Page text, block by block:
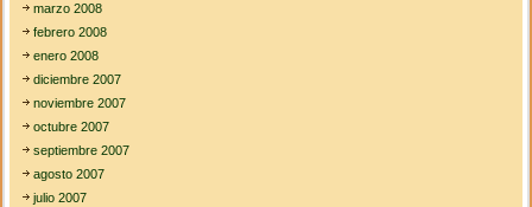
marzo 2008
febrero 2008
enero 2008
diciembre 2007
noviembre 2007
octubre 2007
septiembre 2007
agosto 2007
julio 2007